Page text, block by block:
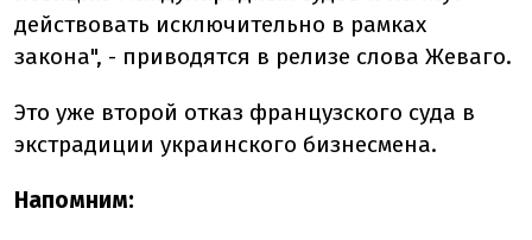
действовать исключительно в рамках
закона", - приводятся в релизе слова Жеваго.
Это уже второй отказ французского суда в
экстрадиции украинского бизнесмена.
Напомним: